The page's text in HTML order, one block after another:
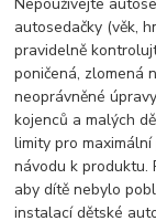
autosedačky (věk,
pravidelně
poničená, zlomená
neoprávněné
kojenců a malých
limity pro
návodu k produktu.
aby dítě nebylo
instalací dětské